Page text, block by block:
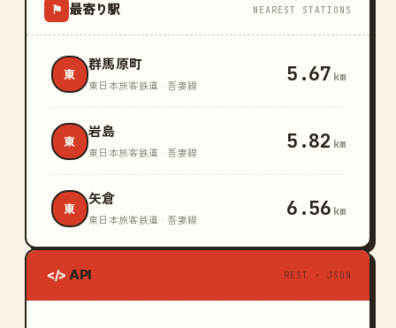
⚑ 最寄り駅 NEAREST STATIONS
東
群馬原町
東日本旅客鉄道 · 吾妻線 5.67 km
東
岩島
東日本旅客鉄道 · 吾妻線 5.82 km
東
矢倉
東日本旅客鉄道 · 吾妻線 6.56 km
</> API REST · JSON